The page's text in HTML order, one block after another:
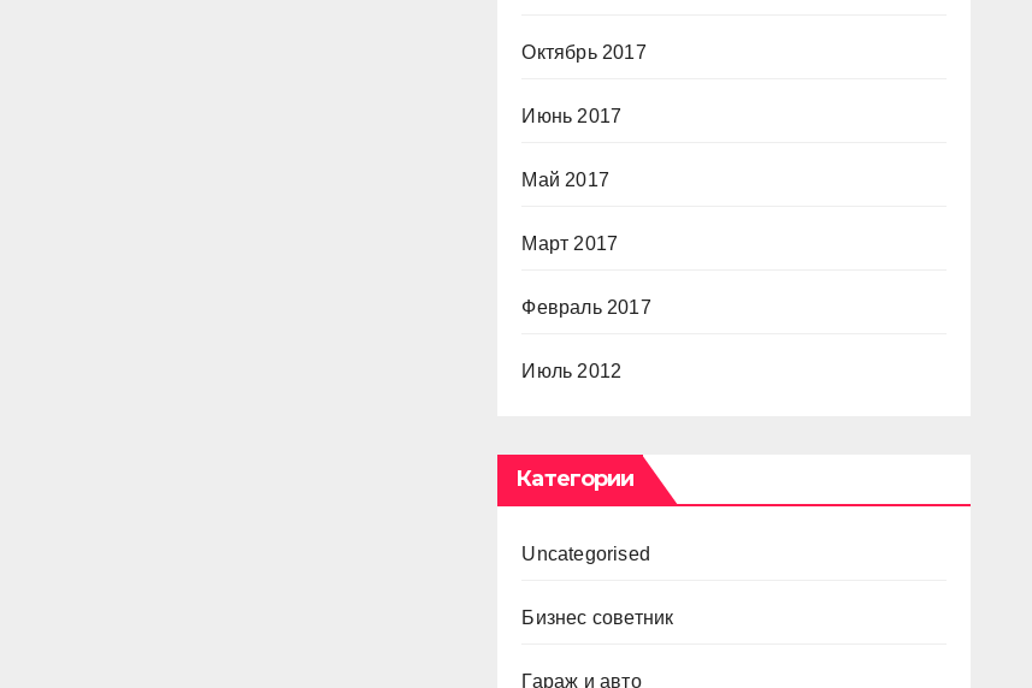
Октябрь 2017
Июнь 2017
Май 2017
Март 2017
Февраль 2017
Июль 2012
Категории
Uncategorised
Бизнес советник
Гараж и авто